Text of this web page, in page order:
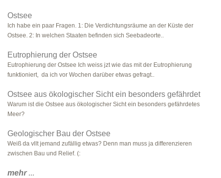
Ostsee
Ich habe ein paar Fragen. 1: Die Verdichtungsräume an der Küste der
Ostsee. 2: In welchen Staaten befinden sich Seebadeorte..
Eutrophierung der Ostsee
Eutrophierung der Ostsee Ich weiss jzt wie das mit der Eutrophierung
funktioniert, da ich vor Wochen darüber etwas gefragt..
Ostsee aus ökologischer Sicht ein besonders gefährdet
Warum ist die Ostsee aus ökologischer Sicht ein besonders gefährdetes
Meer?
Geologischer Bau der Ostsee
Weiß da vllt jemand zufällig etwas? Denn man muss ja differenzieren
zwischen Bau und Relief. (:
mehr...